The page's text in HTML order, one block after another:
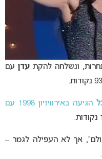
עדן עם
הגיעה באירוויזיון 1998 עם
אך לא העפילה לגמר –